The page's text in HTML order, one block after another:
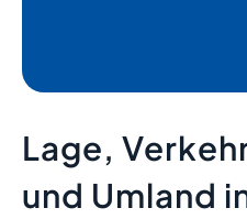
Lage,
und Umland